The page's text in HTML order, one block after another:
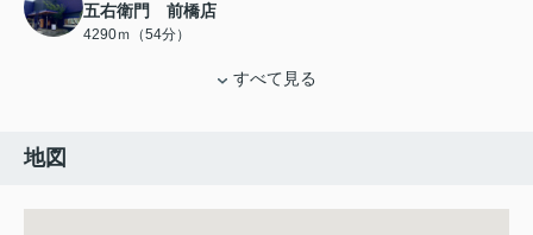
五右衛門 前橋店
4290ｍ（54分）
すべて見る
地図